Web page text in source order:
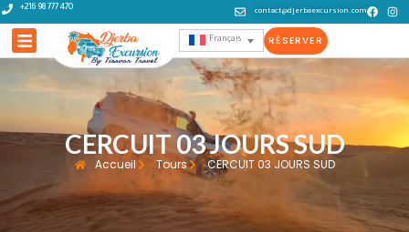
+216 98 777 470 contact@djerbaexcursion.com
Français RÉSERVER
CERCUIT 03 JOURS SUD
Accueil Tours CERCUIT 03 JOURS SUD